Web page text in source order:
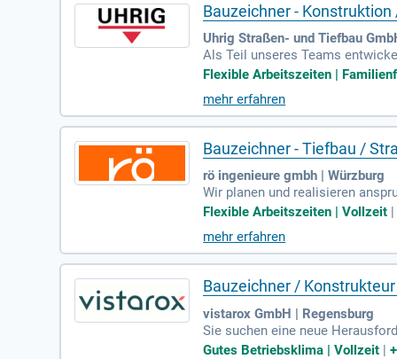
Bauzeichner -
Uhrig Straßen- und Tiefbau
Als Teil unseres Teams
eren Bauleitern zusammen und
wusstsein, der
rbeitszeiten. Nutze die Chance,
Flexible Arbeitszeiten |
mehr erfahren
Bauzeichner - Tiefbau /
rö ingenieure gmbh | Würzburg
Wir planen und realisieren
nser neues Bürogebäude in
nehmenskultur. Wir suchen
n Teams und arbeite eng mit
Flexible Arbeitszeiten | Vollzeit
mehr erfahren
Bauzeichner /
vistarox GmbH | Regensburg
Sie suchen eine neue
rgiewende. Sie bringen eine
Gutes Betriebsklima | Vollzeit |